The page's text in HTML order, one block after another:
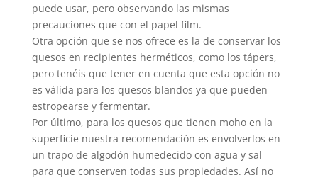
puede usar, pero observando las mismas
precauciones que con el papel film.
Otra opción que se nos ofrece es la de conservar los
quesos en recipientes herméticos, como los tápers,
pero tenéis que tener en cuenta que esta opción no
es válida para los quesos blandos ya que pueden
estropearse y fermentar.
Por último, para los quesos que tienen moho en la
superficie nuestra recomendación es envolverlos en
un trapo de algodón humedecido con agua y sal
para que conserven todas sus propiedades. Así no